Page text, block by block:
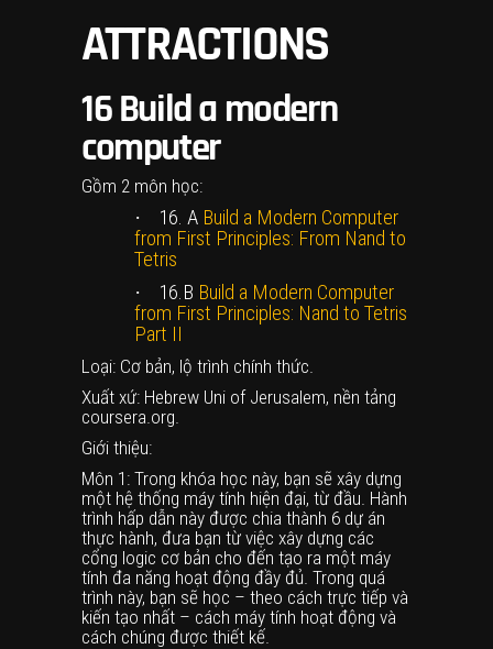
ATTRACTIONS
16 Build a modern
computer
Gồm 2 môn học:
· 16. A Build a Modern Computer
from First Principles: From Nand to
Tetris
· 16.B Build a Modern Computer
from First Principles: Nand to Tetris
Part II
Loại: Cơ bản, lộ trình chính thức.
Xuất xứ: Hebrew Uni of Jerusalem, nền tảng
coursera.org.
Giới thiệu:
Môn 1: Trong khóa học này, bạn sẽ xây dựng
một hệ thống máy tính hiện đại, từ đầu. Hành
trình hấp dẫn này được chia thành 6 dự án
thực hành, đưa bạn từ việc xây dựng các
cổng logic cơ bản cho đến tạo ra một máy
tính đa năng hoạt động đầy đủ. Trong quá
trình này, bạn sẽ học – theo cách trực tiếp và
kiến tạo nhất – cách máy tính hoạt động và
cách chúng được thiết kế.